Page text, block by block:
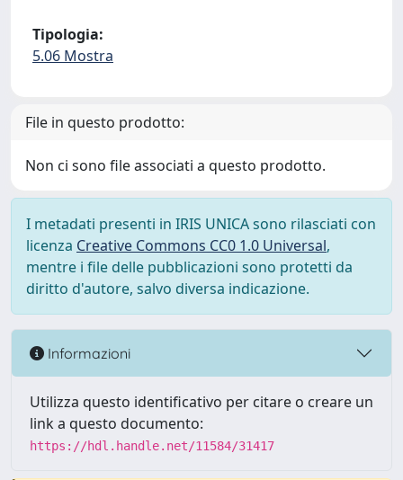
Tipologia:
5.06 Mostra
File in questo prodotto:
Non ci sono file associati a questo prodotto.
I metadati presenti in IRIS UNICA sono rilasciati con
licenza Creative Commons CC0 1.0 Universal,
mentre i file delle pubblicazioni sono protetti da
diritto d'autore, salvo diversa indicazione.
Informazioni
Utilizza questo identificativo per citare o creare un
link a questo documento:
https://hdl.handle.net/11584/31417